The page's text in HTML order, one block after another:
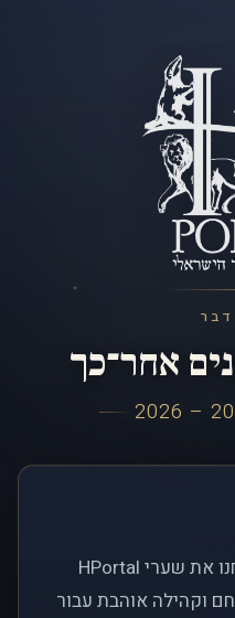
אחר־כך
לפני כמעט שני עשורים, פתחנו את שערי HPortal
וקהילה אוהבת עבור